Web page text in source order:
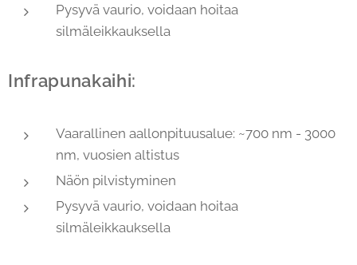
Pysyvä vaurio, voidaan hoitaa
silmäleikkauksella
Infrapunakaihi:
Vaarallinen aallonpituusalue: ~700 nm - 3000
nm, vuosien altistus
Näön pilvistyminen
Pysyvä vaurio, voidaan hoitaa
silmäleikkauksella